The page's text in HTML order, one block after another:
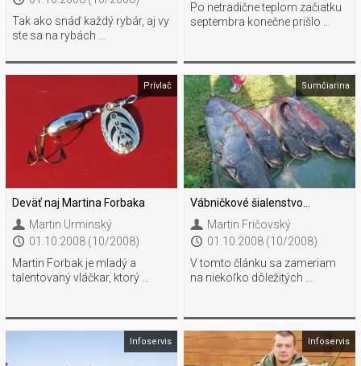
Tak ako snáď každý rybár, aj vy
ste sa na rybách ...
Po netradične teplom začiatku
septembra konečne prišlo ...
Prívlač
Deväť naj Martina Forbaka
Martin Urminský
01.10.2008 (10/2008)
Martin Forbak je mladý a
talentovaný vláčkar, ktorý ...
Sumčiarina
Vábničkové šialenstvo...
Martin Fričovský
01.10.2008 (10/2008)
V tomto článku sa zameriam
na niekoľko dôležitých ...
Infoservis Infoservis